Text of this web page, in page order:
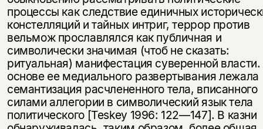
процессы как следствие единичных
констелляций и тайных интриг, террор против
вельмож прославлялся как публичная и
символически значимая (чтоб не сказать:
ритуальная) манифестация суверенной
основе ее медиального развертывания лежала
семантизация расчлененного тела, вписанного
силами аллегории в символический язык тела
политического [Teskey 1996: 122—147]. В казни
Подписка на рассылку
Этой книги временно
нет в продаже.